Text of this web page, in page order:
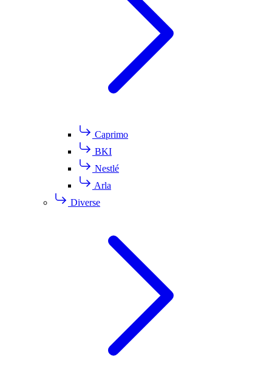
Caprimo
BKI
Nestlé
Arla
Diverse